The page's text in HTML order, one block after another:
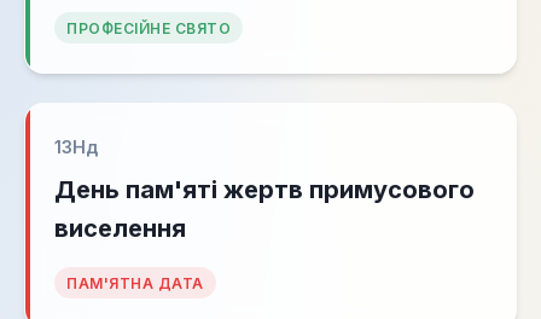
ПРОФЕСІЙНЕ СВЯТО
13Нд
День пам'яті жертв примусового
виселення
ПАМ'ЯТНА ДАТА